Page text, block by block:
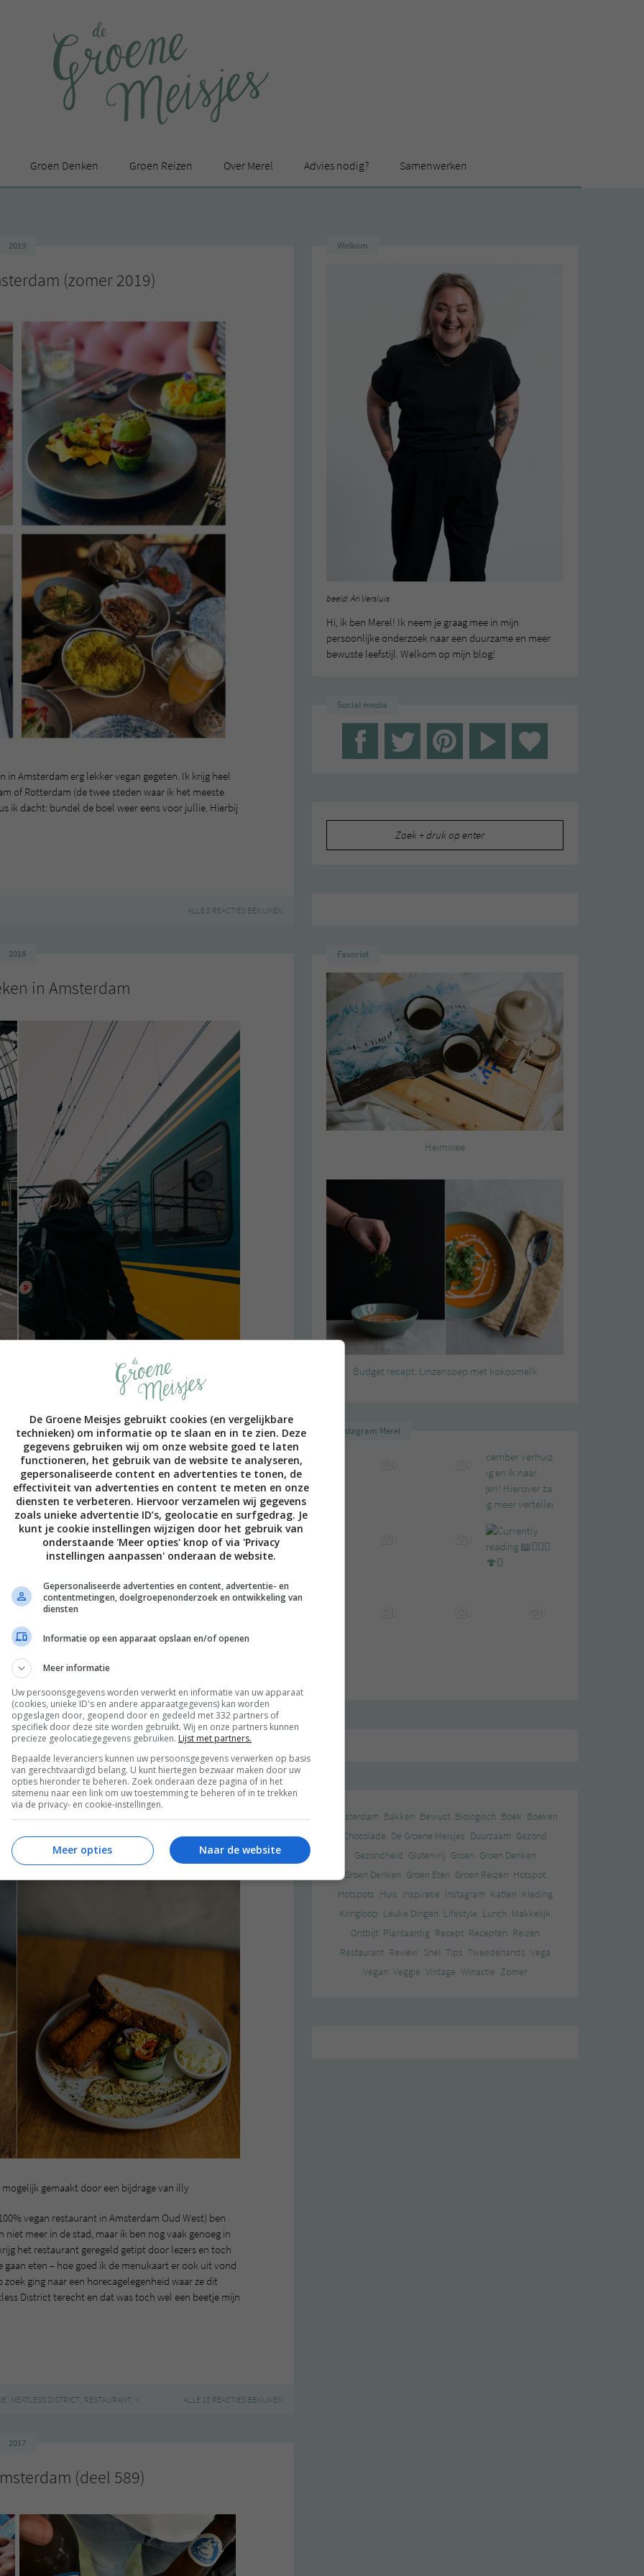
Groen Denken Groen Reizen Over Merel Advies nodig? Samenwerken
2019
(zomer 2019)
Amsterdam erg lekker vegan gegeten. Ik krijg heel
of Rotterdam (de twee steden waar ik het meeste
ik dacht: bundel de boel weer eens voor jullie. Hierbij
ALLE 8 REACTIES BEKIJKEN
2018
in Amsterdam
/ Foto’s:Bette de Wit
gure, mistige maandagmorgen in de trein naar
huiskeek ik terug op en superleuke dag en ik vind
verbinding tussen Rotterdam en Amsterdam en ik
gaat. Waar ik nog meer blij mee ben? Met mijn te
en goed. Dat komt vooral doordat we aardig
Beiden houden we niet van drukte of
in kunst en cultuur én we houden allebei van
je niet van drukte houdt, waarom ga je dan naar
de rust kunt opzoeken. Je hoeft helemaal geen last
en veel lawaai. Dat wilde ik Bette vandaag laten zien.
REIZEN,RUST ,TREIN ALLE 19 REACTIES BEKIJKEN
2017
lekker eten en leuke mensen
gemaakt door een bijdrage van illy
vegan restaurant in Amsterdam Oud West) ben
meer in de stad, maar ik ben nog vaak genoeg in
het restaurant geregeld getipt door lezers en toch
eten – hoe goed ik de menukaart er ook uit vond
ging naar een horecagelegenheid waar ze dit
District terecht en dat was toch wel een beetje mijn
, MEATLESS DISTRICT, RESTAURANT, VEGAN ALLE 18 REACTIES BEKIJKEN
2017
(deel 589)
Welkom
beeld: Ari Versluis
Hi, ik ben Merel! Ik neem je graag mee in mijn
persoonlijke onderzoek naar een duurzame en meer
bewuste leefstijl. Welkom op mijn blog!
Social media
Favoriet
Heimwee
Budget recept: Linzensoep met kokosmelk
Instagram Merel
Amsterdam Bakken Bewust Biologisch Boek Boeken
Chocolade De Groene Meisjes Duurzaam Gezond
Gezondheid Glutenvrij Groen Groen Denken
Groen Denken Groen Eten Groen Reizen Hotspot
Hotspots Huis Inspiratie Instagram Katten Kleding
Kringloop Leuke Dingen Lifestyle Lunch Makkelijk
Ontbijt Plantaardig Recept Recepten Reizen
Restaurant Review Snel Tips Tweedehands Vega
Vegan Veggie Vintage Winactie Zomer
De Groene Meisjes gebruikt cookies (en vergelijkbare
technieken) om informatie op te slaan en in te zien. Deze
gegevens gebruiken wij om onze website goed te laten
functioneren, het gebruik van de website te analyseren,
gepersonaliseerde content en advertenties te tonen, de
effectiviteit van advertenties en content te meten en onze
diensten te verbeteren. Hiervoor verzamelen wij gegevens
zoals unieke advertentie ID’s, geolocatie en surfgedrag. Je
kunt je cookie instellingen wijzigen door het gebruik van
onderstaande 'Meer opties' knop of via 'Privacy
instellingen aanpassen' onderaan de website.
Gepersonaliseerde advertenties en content, advertentie- en
contentmetingen, doelgroepenonderzoek en ontwikkeling van
diensten
Informatie op een apparaat opslaan en/of openen
Meer informatie
Uw persoonsgegevens worden verwerkt en informatie van uw apparaat
(cookies, unieke ID's en andere apparaatgegevens) kan worden
opgeslagen door, geopend door en gedeeld met 332 partners of
specifiek door deze site worden gebruikt. Wij en onze partners kunnen
precieze geolocatiegegevens gebruiken. Lijst met partners.
Bepaalde leveranciers kunnen uw persoonsgegevens verwerken op basis
van gerechtvaardigd belang. U kunt hiertegen bezwaar maken door uw
opties hieronder te beheren. Zoek onderaan deze pagina of in het
sitemenu naar een link om uw toestemming te beheren of in te trekken
via de privacy- en cookie-instellingen.
Naar de website
Meer opties